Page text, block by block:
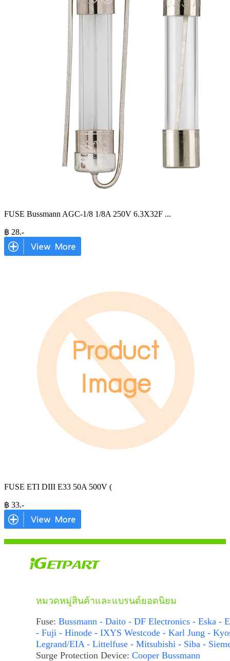
FUSE Bussmann AGC-1/8 1/8A 250V 6.3X32F ...
฿ 28.-
FUSE ETI DIII E33 50A 500V (
฿ 33.-
หมวดหมู่สินค้าและแบรนด์ยอดนิยม
Fuse: Bussmann - Daito - DF Electronics - Eska -
- Fuji - Hinode - IXYS Westcode - Karl Jung -
Legrand/EIA - Littelfuse - Mitsubishi - Siba -
Surge Protection Device: Cooper Bussmann